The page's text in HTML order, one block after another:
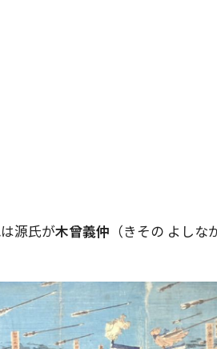
源氏が木曾義仲 （きその よし